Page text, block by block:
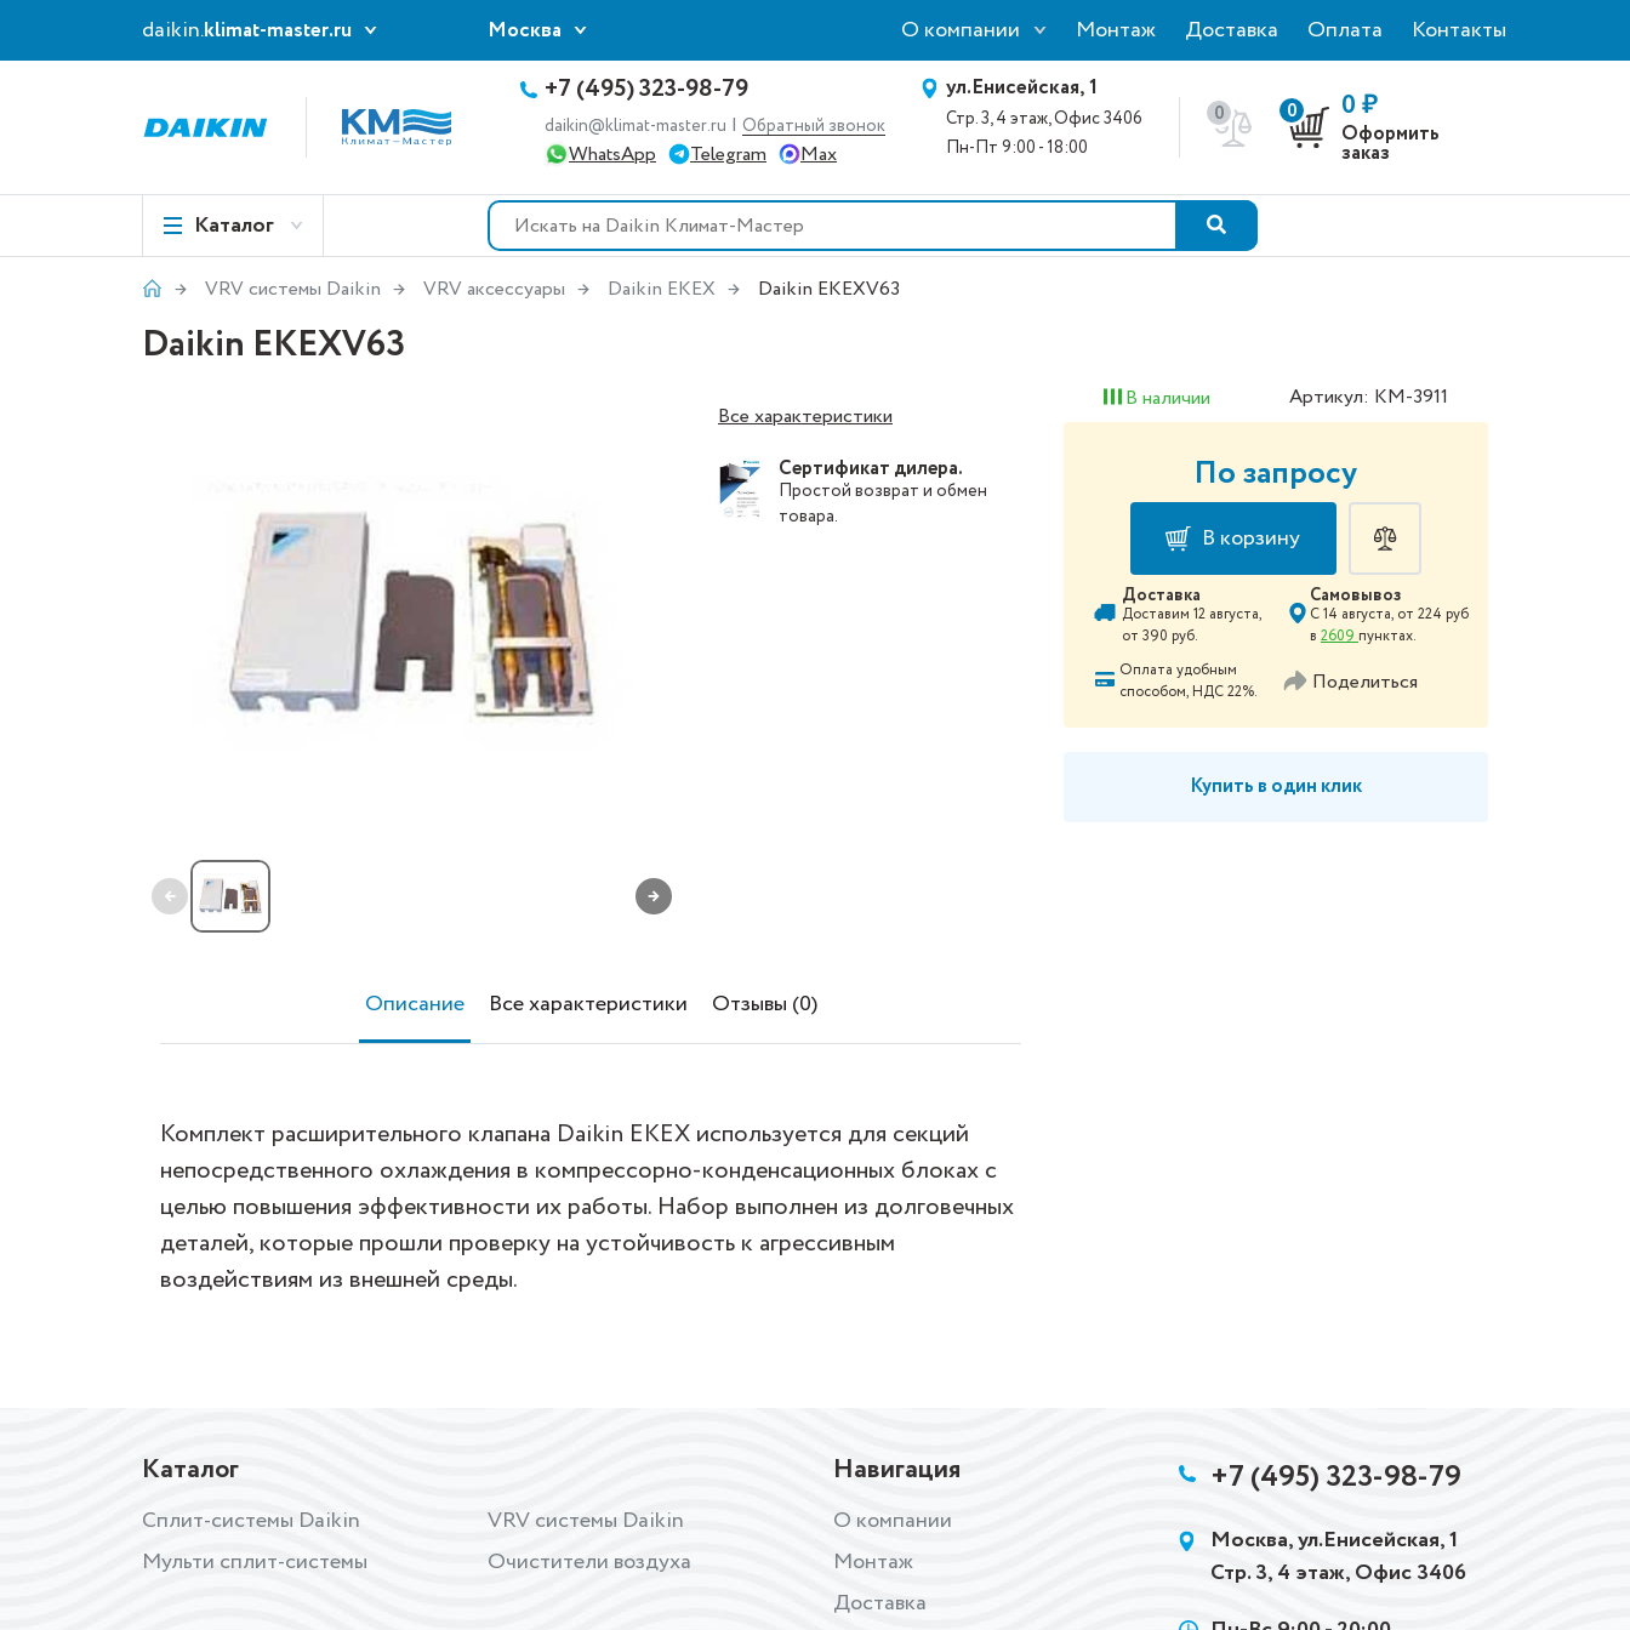
daikin.klimat-master.ru Москва О компании Монтаж Доставка Оплата Контакты
+7 (495) 323-98-79
daikin@klimat-master.ru | Обратный звонок
WhatsApp Telegram Max
ул.Енисейская, 1
Стр. 3, 4 этаж, Офис 3406
Пн-Пт 9:00 - 18:00
0 0 0 ₽
Оформить
заказ
Каталог
VRV системы Daikin VRV аксессуары Daikin EKEX Daikin EKEXV63
Daikin EKEXV63
← →
Все характеристики
Сертификат дилера.
Простой возврат и обмен
товара.
В наличии Артикул: КМ-3911
По запросу
В корзину
Доставка
Доставим 12 августа,
от 390 руб.
Самовывоз
С14 августа, от 224 руб
в 2609 пунктах.
Оплата удобным
способом, НДС 22%.
Поделиться
Купить в один клик
Описание Все характеристики Отзывы (0)
Комплект расширительного клапана Daikin EKEX используется для секций
непосредственного охлаждения в компрессорно-конденсационных блоках с
целью повышения эффективности их работы. Набор выполнен из долговечных
деталей, которые прошли проверку на устойчивость к агрессивным
воздействиям из внешней среды.
Каталог
Сплит-системы Daikin
Мульти сплит-системы
VRV системы Daikin
Очистители воздуха
Навигация
О компании
Монтаж
Доставка
+7 (495) 323-98-79
Москва, ул.Енисейская, 1
Стр. 3, 4 этаж, Офис 3406